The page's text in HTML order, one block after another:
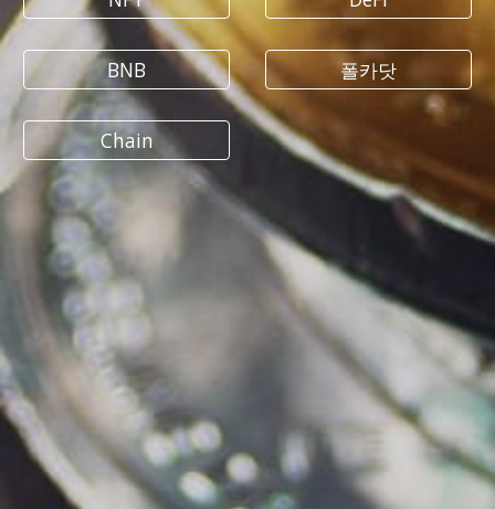
BNB
Chain
폴카닷